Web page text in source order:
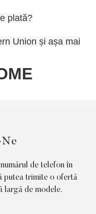
plată?
Union și așa mai
Ne
de telefon în
putea trimite o ofertă
largă de modele.